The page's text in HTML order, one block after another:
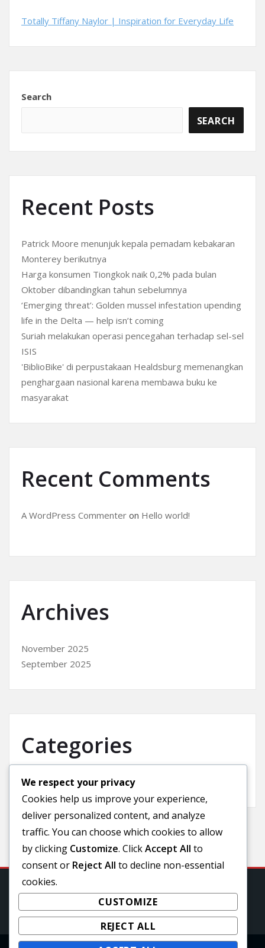
Totally Tiffany Naylor | Inspiration for Everyday Life
Search
SEARCH
Recent Posts
Patrick Moore menunjuk kepala pemadam kebakaran
Monterey berikutnya
Harga konsumen Tiongkok naik 0,2% pada bulan
Oktober dibandingkan tahun sebelumnya
‘Emerging threat’: Golden mussel infestation upending
life in the Delta — help isn’t coming
Suriah melakukan operasi pencegahan terhadap sel-sel
ISIS
'BiblioBike' di perpustakaan Healdsburg memenangkan
penghargaan nasional karena membawa buku ke
masyarakat
Recent Comments
A WordPress Commenter on Hello world!
Archives
November 2025
September 2025
Categories
Uncategorized
We respect your privacy
Cookies help us improve your experience,
deliver personalized content, and analyze
traffic. You can choose which cookies to allow
by clicking Customize. ClickAccept All to
consent or Reject All to decline non-essential
cookies.
CUSTOMIZE
REJECT ALL